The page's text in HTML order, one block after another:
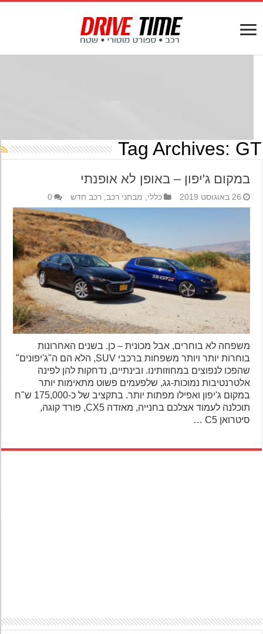
Tag Archives:
במקום ג'יפון – באופן לא אופנתי
26 באוגוסט 2019 כללי,מבחני רכב,רכב חדש 0
משפחה לא בוחרים, אבל מכונית – כן. בשנים האחרונות
בוחרות יותר ויותר משפחות ברכבי SUV, הלא הם ה"ג'יפונים"
שהפכו לנפוצים במחוזותינו. ובינתיים, נדחקות להן לפינה
אלטרנטיבות נמוכות-גג, שלפעמים פשוט מתאימות יותר
במקום ג'יפון ואפילו מפתות יותר. בתקציב של כ-175,000 ש"ח
תוכלנה לעמוד אצלכם בחנייה, מאזדה CX5, פורד קוגה,
סיטרואן C5 …